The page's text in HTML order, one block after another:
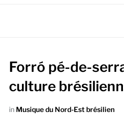
Forró pé-de-
culture
in Musique du Nord-Est brésilien